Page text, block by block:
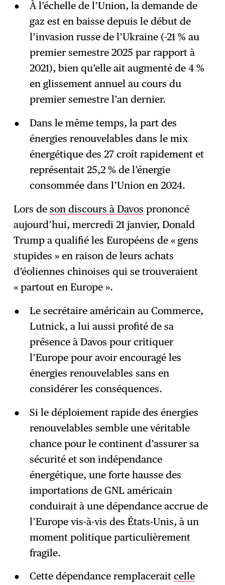
À l’échelle de l’Union, la demande de
gaz est en baisse depuis le début de
l’invasion russe de l’Ukraine (-21 % au
premier semestre 2025 par rapport à
2021), bien qu’elle ait augmenté de 4 %
en glissement annuel au cours du
premier semestre l’an dernier.
Dans le même temps, la part des
énergies renouvelables dans le mix
énergétique des 27 croît rapidement et
représentait 25,2 % de l’énergie
consommée dans l’Union en 2024.
Lors deson discours à Davos prononcé
aujourd’hui, mercredi 21 janvier, Donald
Trump a qualifié les Européens de « gens
stupides » en raison de leurs achats
d’éoliennes chinoises qui se trouveraient
« partout en Europe ».
Le secrétaire américain au Commerce,
Lutnick, a lui aussi profité de sa
présence à Davos pour critiquer
l’Europe pour avoir encouragé les
énergies renouvelables sans en
considérer les conséquences.
Si le déploiement rapide des énergies
renouvelables semble une véritable
chance pour le continent d’assurer sa
sécurité et son indépendance
énergétique, une forte hausse des
importations de GNL américain
conduirait à une dépendance accrue de
l’Europe vis-à-vis des États-Unis, à un
moment politique particulièrement
fragile.
Cette dépendance remplacerait celle